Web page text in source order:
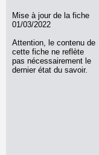
Mise à jour de la fiche
01/03/2022
Attention, le contenu de
cette fiche ne reflète
pas nécessairement le
dernier état du savoir.